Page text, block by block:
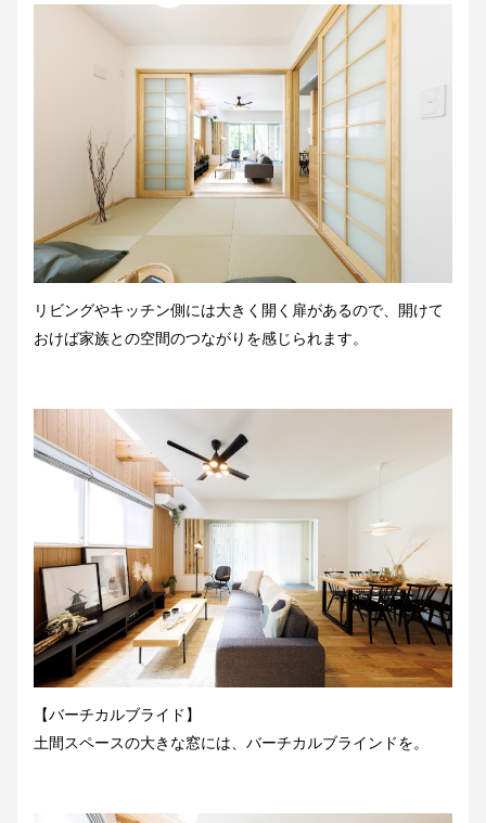
リビングやキッチン側には大きく開く扉があるので、開けて
おけば家族との空間のつながりを感じられます。
【バーチカルブライド】
土間スペースの大きな窓には、バーチカルブラインドを。